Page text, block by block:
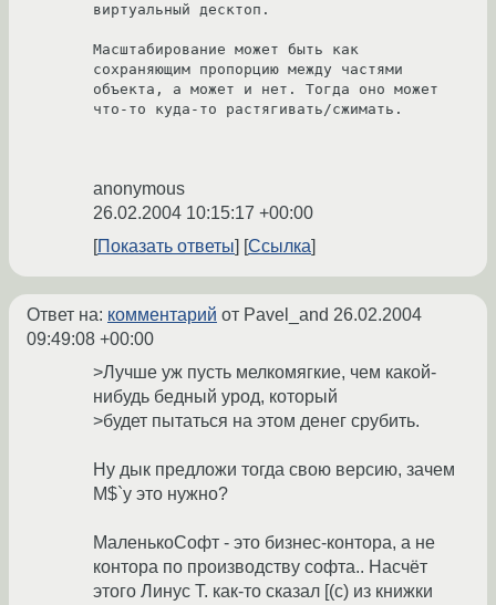
виртуальный десктоп.
Масштабирование может быть как
сохраняющим пропорцию между частями
объекта, а может и нет. Тогда оно может
что-то куда-то растягивать/сжимать.
anonymous
26.02.2004 10:15:17 +00:00
Показать ответы
Ссылка
Ответ на: комментарий от Pavel_and 26.02.2004
09:49:08 +00:00
>Лучше уж пусть мелкомягкие, чем какой-
нибудь бедный урод, который
>будет пытаться на этом денег срубить.
Ну дык предложи тогда свою версию, зачем
M$`у это нужно?
МаленькоСофт - это бизнес-контора, а не
контора по производству софта.. Насчёт
этого Линус Т. как-то сказал [(с) из книжки